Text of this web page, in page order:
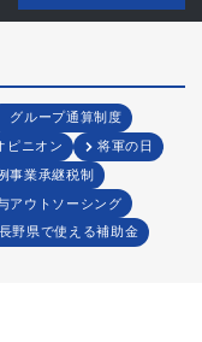
グループ通算制度
ピニオン
将軍の日
事業承継税制
アウトソーシング
長野県で使える補助金